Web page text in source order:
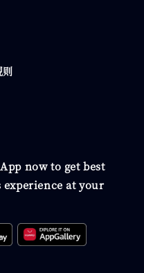
则
now to get best
at your